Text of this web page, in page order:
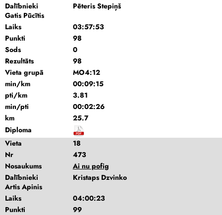
Dalībnieki
Pēteris Stepiņš
Gatis Pūcītis
Laiks
03:57:53
Punkti
98
Sods
0
Rezultāts
98
Vieta grupā
MO4:12
min/km
00:09:15
pti/km
3.81
min/pti
00:02:26
km
25.7
Diploma
Vieta
18
Nr
473
Nosaukums
Ai nu pofig
Dalībnieki
Kristaps Dzvinko
Artis Apinis
Laiks
04:00:23
Punkti
99